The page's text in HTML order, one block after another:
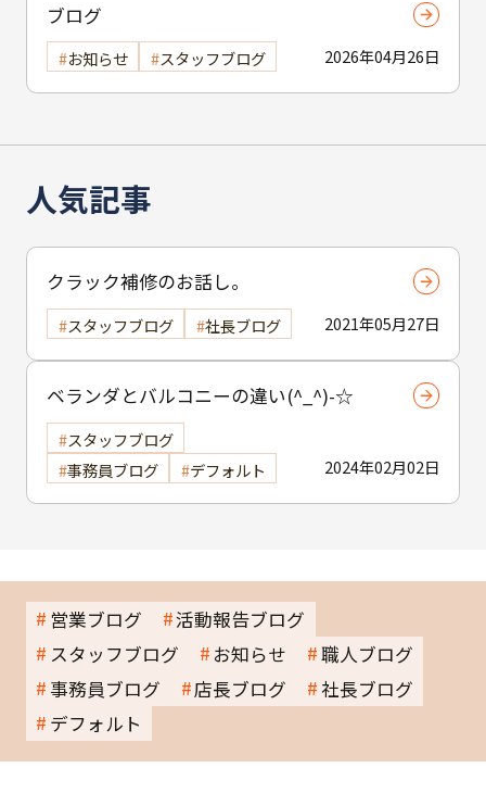
ブログ
2026年04月26日
お知らせ スタッフブログ
人気記事
クラック補修のお話し。
2021年05月27日
スタッフブログ 社長ブログ
ベランダとバルコニーの違い(^_^)-☆
2024年02月02日
スタッフブログ
事務員ブログ
デフォルト
営業ブログ
活動報告ブログ
スタッフブログ
お知らせ
職人ブログ
事務員ブログ
店長ブログ
社長ブログ
デフォルト